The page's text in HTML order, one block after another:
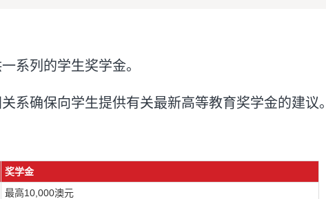
系列的学生奖学金。
系确保向学生提供有关最新高等教育奖学金的建议。
奖学金
最高10,000澳元